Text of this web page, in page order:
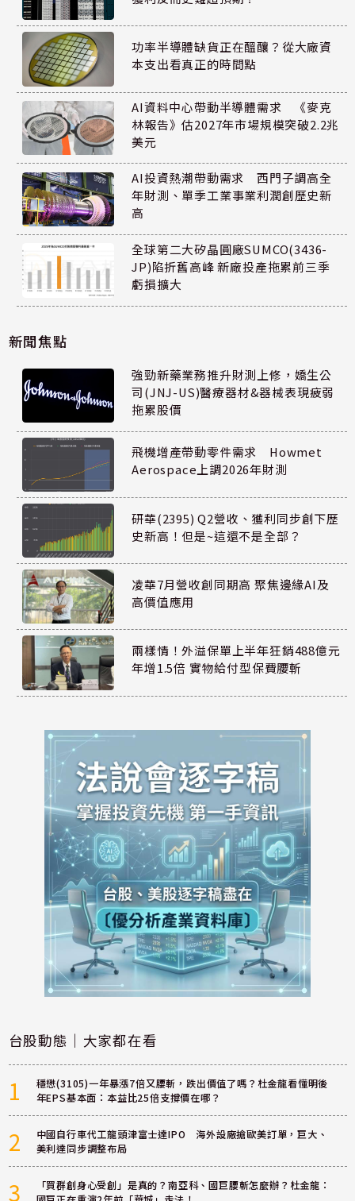
功率半導體缺貨正在醞釀？從大廠資
本支出看真正的時間點
AI資料中心帶動半導體需求 《麥克
林報告》估2027年市場規模突破2.2兆
美元
AI投資熱潮帶動需求 西門子調高全
年財測、單季工業事業利潤創歷史新
高
全球第二大矽晶圓廠SUMCO(3436-
JP)陷折舊高峰 新廠投產拖累前三季
虧損擴大
新聞焦點
強勁新藥業務推升財測上修，嬌生公
司(JNJ-US)醫療器材&器械表現疲弱
拖累股價
飛機增產帶動零件需求 Howmet
Aerospace上調2026年財測
研華(2395) Q2營收、獲利同步創下歷
史新高！但是~這還不是全部？
凌華7月營收創同期高 聚焦邊緣AI及
高價值應用
兩樣情！外溢保單上半年狂銷488億元
年增1.5倍 實物給付型保費腰斬
台股動態｜大家都在看
1
穩懋(3105)一年暴漲7倍又腰斬，跌出價值了嗎？杜金龍看懂明後
年EPS基本面：本益比25倍支撐價在哪？
2
中國自行車代工龍頭津富士達IPO 海外設廠搶歐美訂單，巨大、
美利達同步調整布局
3
「買群創身心受創」是真的？南亞科、國巨腰斬怎麼辦？杜金龍：